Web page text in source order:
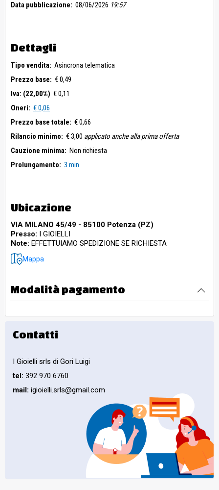
Data pubblicazione: 08/06/2026 19:57
Dettagli
Tipo vendita: Asincrona telematica
Prezzo base: € 0,49
Iva: (22,00%) € 0,11
Oneri: € 0,06
Prezzo base totale: € 0,66
Rilancio minimo: € 3,00 applicato anche alla prima offerta
Cauzione minima: Non richiesta
Prolungamento: 3 min
Ubicazione
VIA MILANO 45/49 - 85100 Potenza (PZ)
Presso: I GIOIELLI
Note: EFFETTUIAMO SPEDIZIONE SE RICHIESTA
Mappa
Modalità pagamento
Contatti
I Gioielli srls di Gori Luigi
tel: 392 970 6760
mail: igioielli.srls@gmail.com